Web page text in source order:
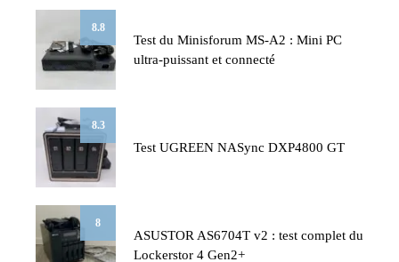
8.8
Test du Minisforum MS-A2 : Mini PC
ultra-puissant et connecté
8.3
Test UGREEN NASync DXP4800 GT
8
ASUSTOR AS6704T v2 : test complet du
Lockerstor 4 Gen2+